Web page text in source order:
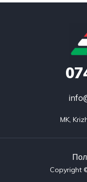
MK,
Copyright